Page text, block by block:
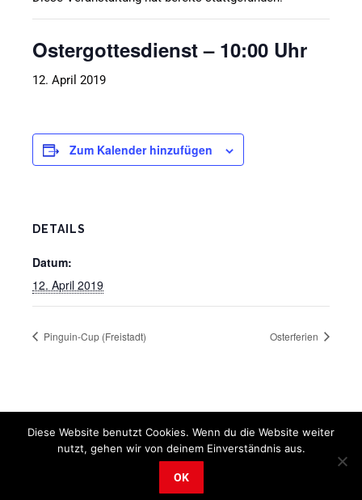
Ostergottesdienst – 10:00 Uhr
12. April 2019
Zum Kalender hinzufügen
DETAILS
Datum:
12. April 2019
Pinguin-Cup (Freistadt) Osterferien
Diese Website benutzt Cookies. Wenn du die Website weiter
nutzt, gehen wir von deinem Einverständnis aus.
OK